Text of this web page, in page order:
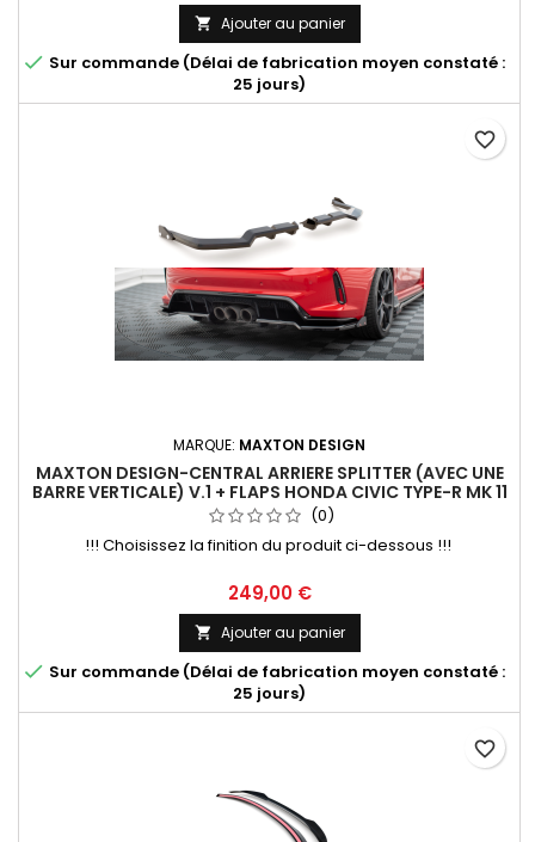
 Ajouter au panier
 Sur commande (Délai de fabrication moyen constaté :
25 jours)
MARQUE: MAXTON DESIGN
MAXTON DESIGN-CENTRAL ARRIERE SPLITTER (AVEC UNE
BARRE VERTICALE) V.1 + FLAPS HONDA CIVIC TYPE-R MK 11
(0)
!!! Choisissez la finition du produit ci-dessous !!!
Prix
249,00 €
 Ajouter au panier
 Sur commande (Délai de fabrication moyen constaté :
25 jours)
favorite_border
favorite_border